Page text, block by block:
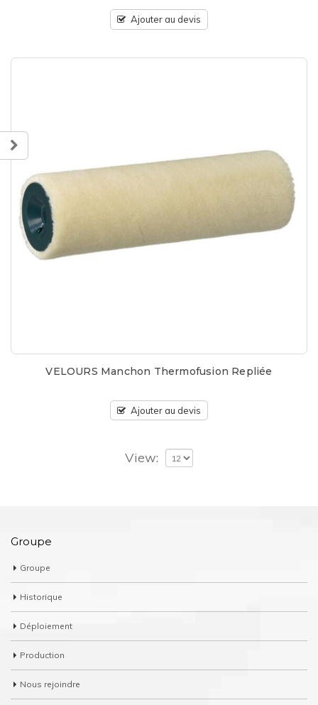
Ajouter au devis
VELOURS Manchon Thermofusion Repliée
Ajouter au devis
View:
Groupe
Groupe
Historique
Déploiement
Production
Nous rejoindre